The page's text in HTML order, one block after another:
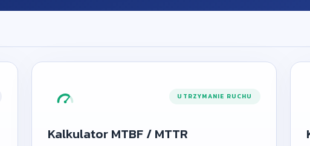
UTRZYMANIE RUCHU
Kalkulator MTBF / MTTR